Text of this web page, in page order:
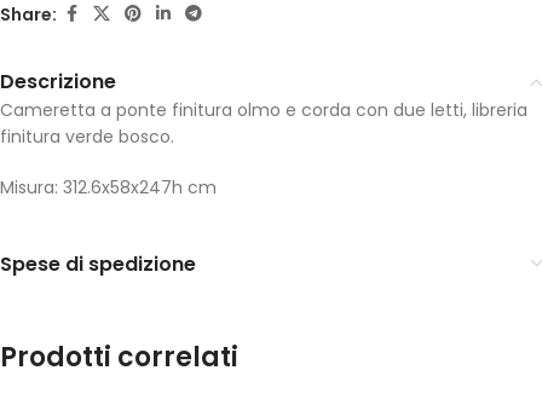
Share:
Descrizione
Cameretta a ponte finitura olmo e corda con due letti, libreria
finitura verde bosco.
Misura: 312.6x58x247h cm
Spese di spedizione
Prodotti correlati